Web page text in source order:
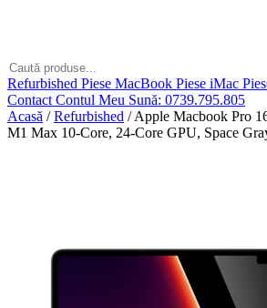
Refurbished Piese MacBook Piese iMac
Contact Contul Meu Sună: 0739.795.805
Acasă / Refurbished / Apple Macbook Pro
M1 Max 10-Core, 24-Core GPU, Space